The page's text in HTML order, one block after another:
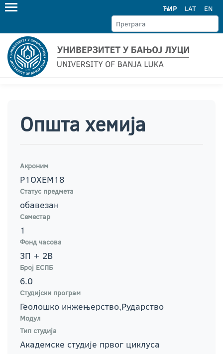
ЋИР LAT EN
Општа хемија
Акроним
Р1ОХЕМ18
Статус предмета
обавезан
Семестар
1
Фонд часова
3П + 2В
Број ЕСПБ
6.0
Студијски програм
Геолошко инжењерство,Рударство
Модул
Тип студија
Академске студије првог циклуса